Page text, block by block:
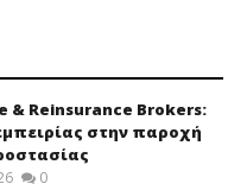
& Reinsurance Brokers:
στην παροχή
0